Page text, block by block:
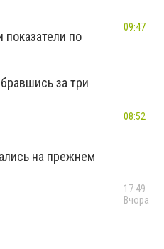
по
за три
на прежнем
09:47
08:52
17:49
Вчора